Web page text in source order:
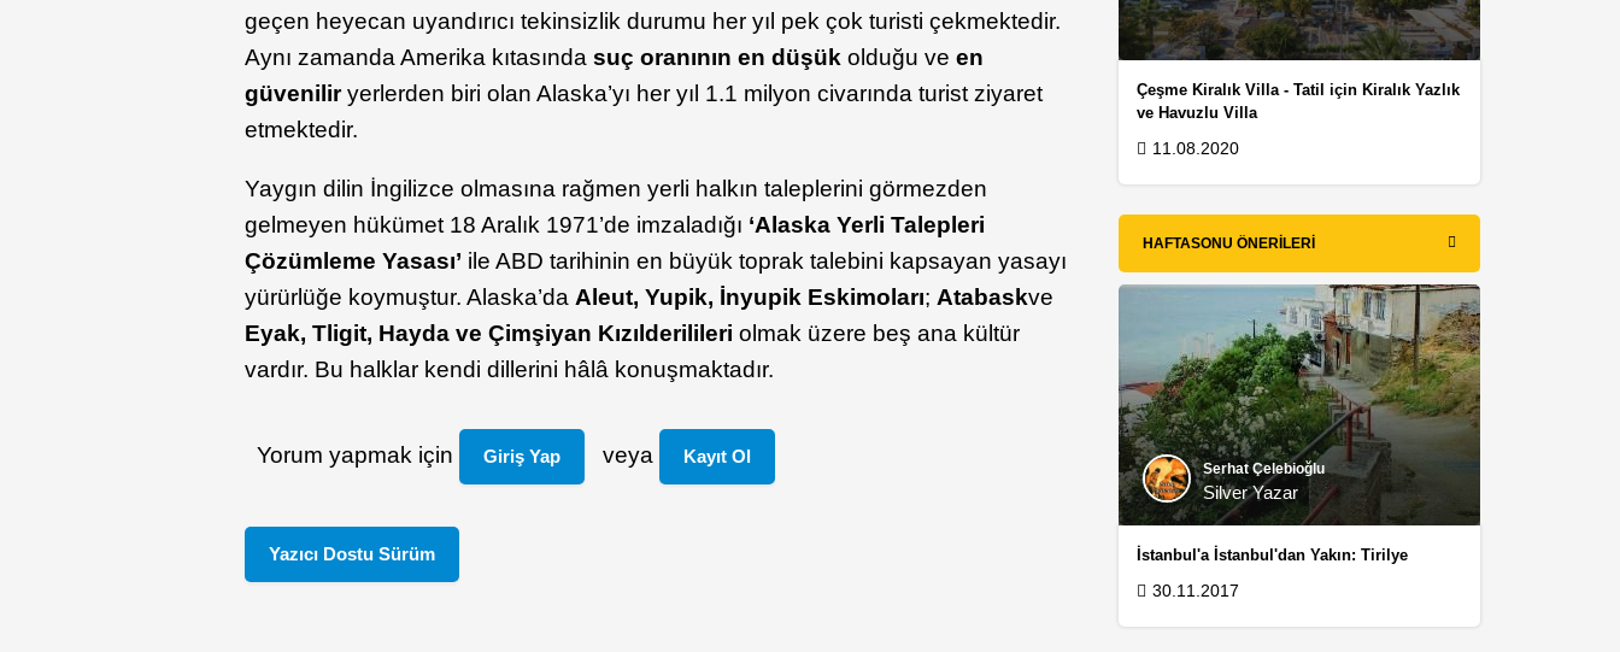
geçen heyecan uyandırıcı tekinsizlik durumu her yıl pek çok turisti çekmektedir.
Aynı zamanda Amerika kıtasındasuç oranının en düşük olduğu veen
güveniliryerlerden biri olan Alaska’yı her yıl 1.1 milyon civarında turist ziyaret
etmektedir.
Yaygın dilin İngilizce olmasına rağmen yerli halkın taleplerini görmezden
gelmeyen hükümet 18 Aralık 1971’de imzaladığı ‘Alaska Yerli Talepleri
Çözümleme Yasası’ ile ABD tarihinin en büyük toprak talebini kapsayan yasayı
yürürlüğe koymuştur. Alaska’daAleut, Yupik, İnyupik Eskimoları;Atabaskve
Eyak, Tligit, Hayda ve Çimşiyan Kızılderilileri olmak üzere beş ana kültür
vardır. Bu halklar kendi dillerini hâlâ konuşmaktadır.
Yorum yapmak için Giriş Yap veya Kayıt Ol
Yazıcı Dostu Sürüm
Çeşme Kiralık Villa - Tatil için Kiralık Yazlık
ve Havuzlu Villa
11.08.2020
HAFTASONU ÖNERILERI
Serhat Çelebioğlu
Silver Yazar
İstanbul'a İstanbul'dan Yakın: Tirilye
30.11.2017